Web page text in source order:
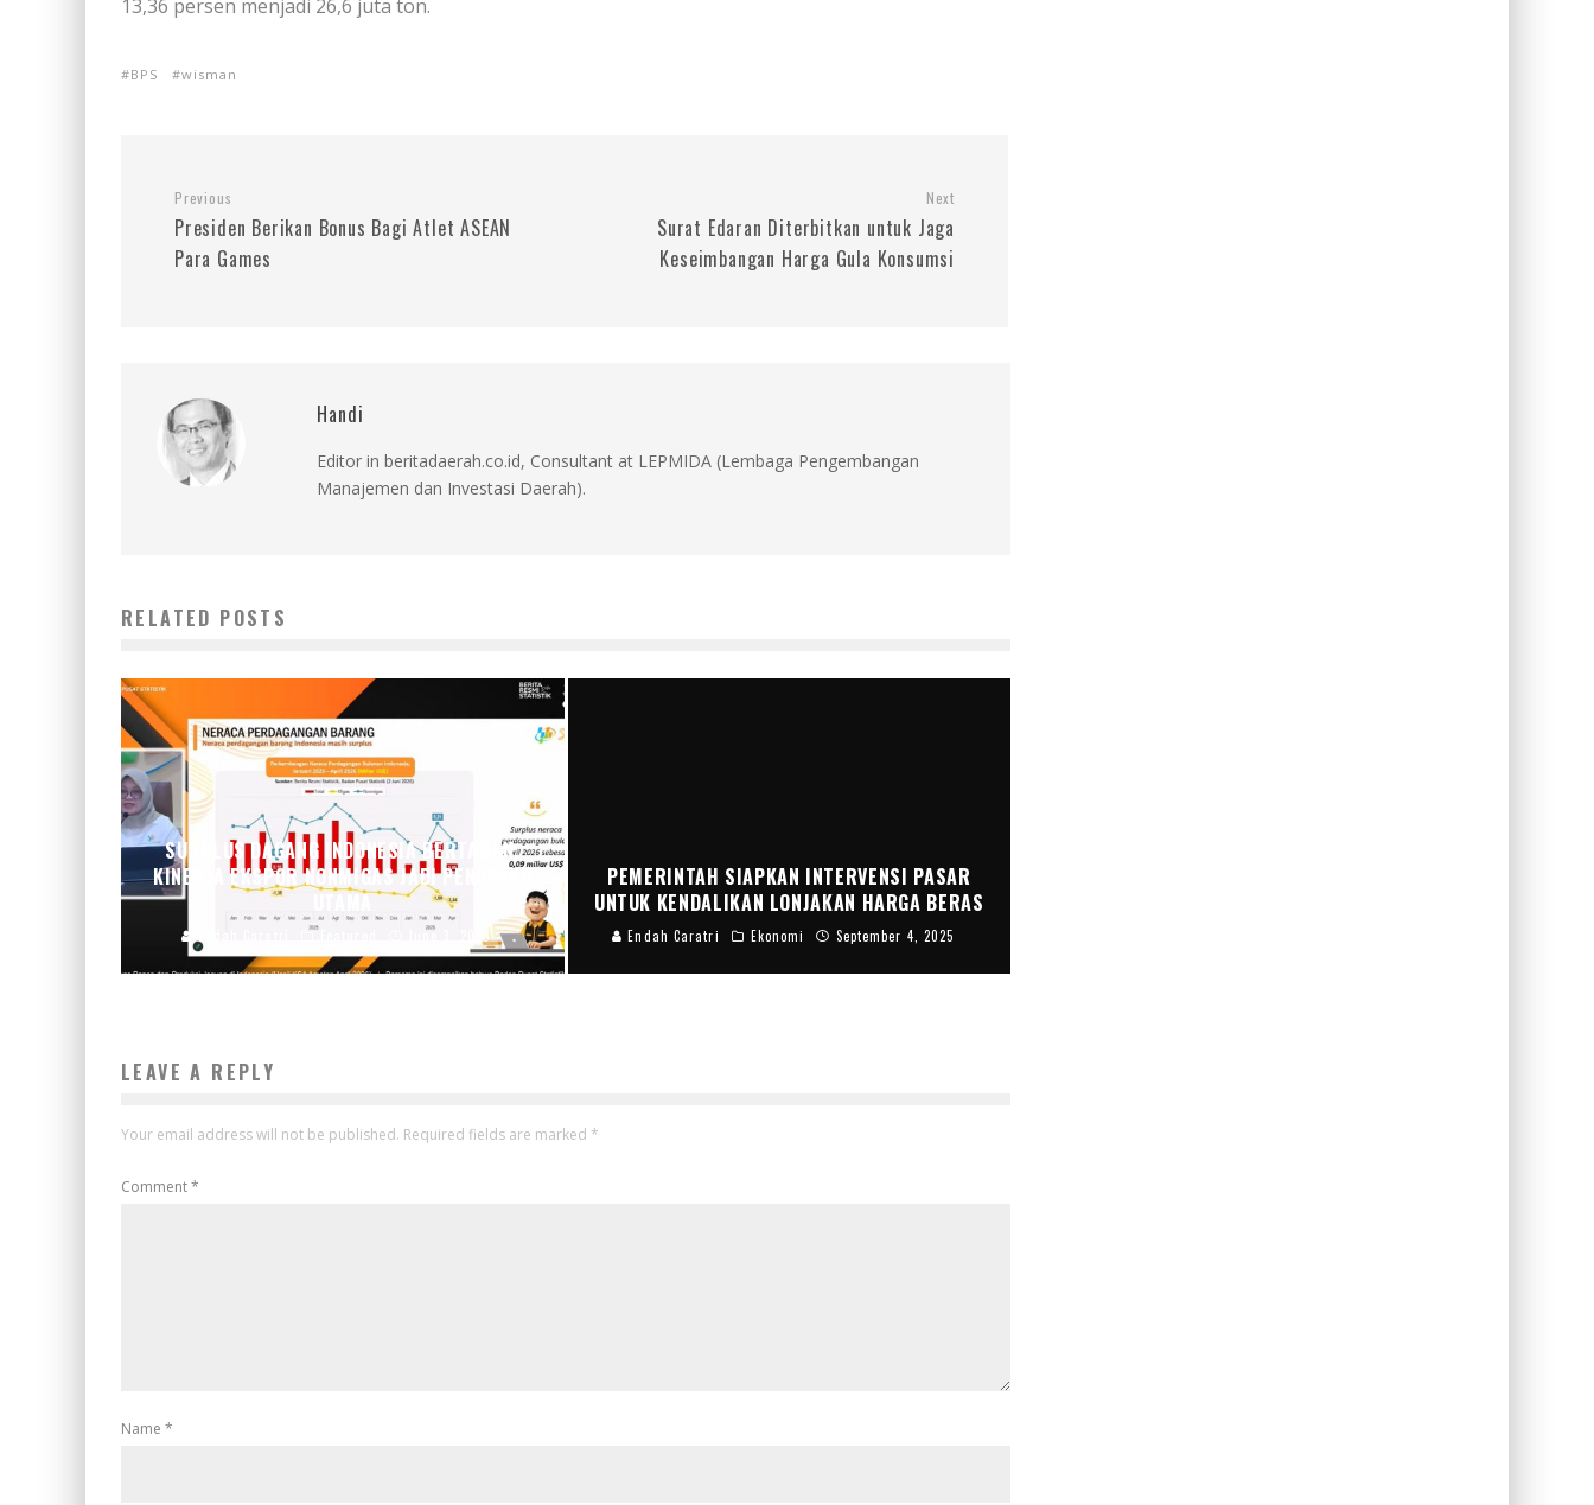
13,36 persen menjadi 26,6 juta ton.
BPS wisman
Previous
Presiden Berikan Bonus Bagi Atlet ASEAN
Para Games
Next
Surat Edaran Diterbitkan untuk Jaga
Keseimbangan Harga Gula Konsumsi
Handi
Editor in beritadaerah.co.id, Consultant at LEPMIDA (Lembaga Pengembangan
Manajemen dan Investasi Daerah).
RELATED POSTS
SURPLUS DAGANG INDONESIA BERTAHAN,
KINERJA EKSPOR NONMIGAS JADI PENOPANG
UTAMA
June 3, 2026
PEMERINTAH SIAPKAN INTERVENSI PASAR
UNTUK KENDALIKAN LONJAKAN HARGA BERAS
Endah Caratri Ekonomi September 4, 2025
LEAVE A REPLY
Your email address will not be published. Required fields are marked *
Comment*
Name *